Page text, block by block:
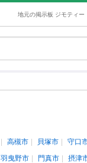
地元の掲示板 ジモティー
高槻市 貝塚市 守口
羽曳野市 門真市 摂津